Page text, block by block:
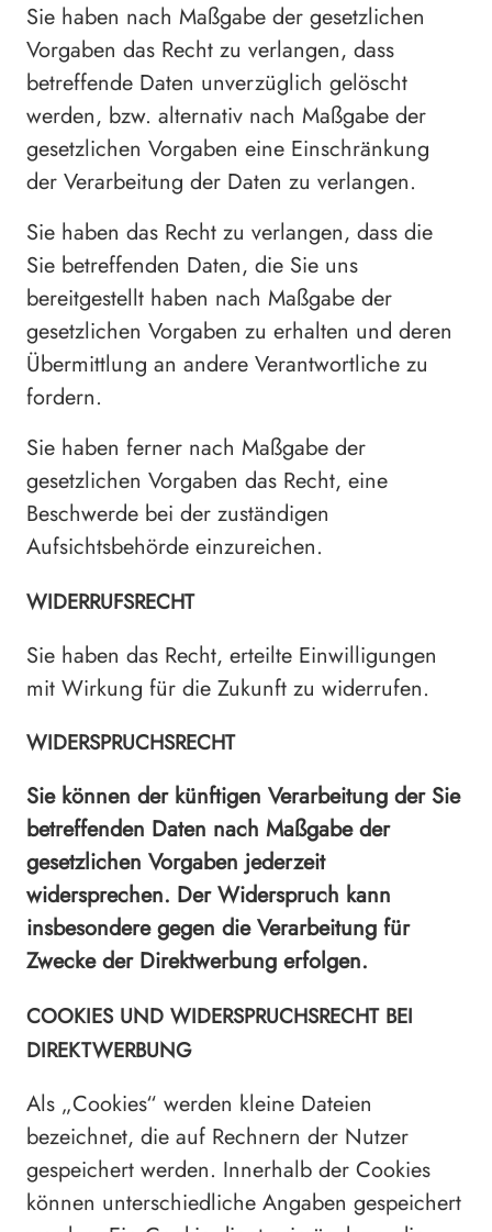
Sie haben nach Maßgabe der gesetzlichen
Vorgaben das Recht zu verlangen, dass
betreffende Daten unverzüglich gelöscht
werden, bzw. alternativ nach Maßgabe der
gesetzlichen Vorgaben eine Einschränkung
der Verarbeitung der Daten zu verlangen.
Sie haben das Recht zu verlangen, dass die
Sie betreffenden Daten, die Sie uns
bereitgestellt haben nach Maßgabe der
gesetzlichen Vorgaben zu erhalten und deren
Übermittlung an andere Verantwortliche zu
fordern.
Sie haben ferner nach Maßgabe der
gesetzlichen Vorgaben das Recht, eine
Beschwerde bei der zuständigen
Aufsichtsbehörde einzureichen.
WIDERRUFSRECHT
Sie haben das Recht, erteilte Einwilligungen
mit Wirkung für die Zukunft zu widerrufen.
WIDERSPRUCHSRECHT
Sie können der künftigen Verarbeitung der Sie
betreffenden Daten nach Maßgabe der
gesetzlichen Vorgaben jederzeit
widersprechen. Der Widerspruch kann
insbesondere gegen die Verarbeitung für
Zwecke der Direktwerbung erfolgen.
COOKIES UND WIDERSPRUCHSRECHT BEI
DIREKTWERBUNG
Als „Cookies“ werden kleine Dateien
bezeichnet, die auf Rechnern der Nutzer
gespeichert werden. Innerhalb der Cookies
können unterschiedliche Angaben gespeichert